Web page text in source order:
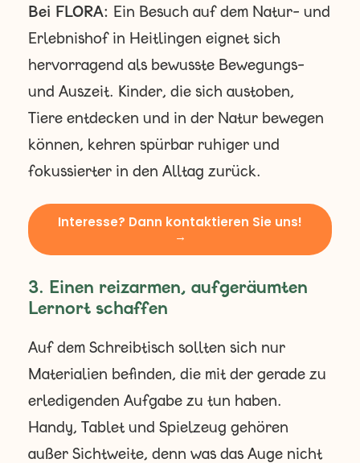
Bei FLORA: Ein Besuch auf dem Natur- und
Erlebnishof in Heitlingen eignet sich
hervorragend als bewusste Bewegungs-
und Auszeit. Kinder, die sich austoben,
Tiere entdecken und in der Natur bewegen
können, kehren spürbar ruhiger und
fokussierter in den Alltag zurück.
Interesse? Dann kontaktieren Sie uns!
→
3. Einen reizarmen, aufgeräumten
Lernort schaffen
Auf dem Schreibtisch sollten sich nur
Materialien befinden, die mit der gerade zu
erledigenden Aufgabe zu tun haben.
Handy, Tablet und Spielzeug gehören
außer Sichtweite, denn was das Auge nicht